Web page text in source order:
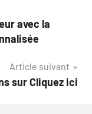
avec la
Article suivant
sur Cliquez ici